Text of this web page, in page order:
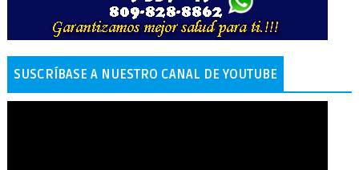
SUSCRÍBASE A NUESTRO CANAL DE YOUTUBE